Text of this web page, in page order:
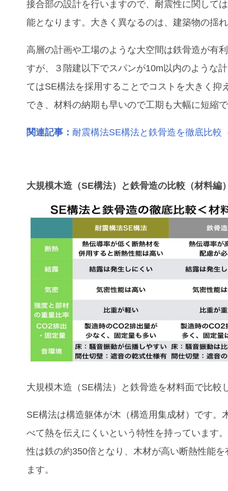
接合部の設計を行いますので、耐震性に関して
能となります。大きく異なるのは、建築物の揺
高層の計画や工場のような大空間は鉄骨造が有
すが、３階建以下でスパンが10m以内のような
てはSE構法を採用することでコストを大きく抑
でき、材料の納期も早いので工期も大幅に短縮
関連記事： 耐震構法SE構法と鉄骨造を徹底比較
大規模木造（SE構法）と鉄骨造の比較（材料編
大規模木造（SE構法）と鉄骨造を材料面で比較
SE構法は構造躯体が木（構造用集成材）です。
べて熱を伝えにくいという特性を持っています
性は鉄の約350倍となり、木材が高い断熱性能を
ます。